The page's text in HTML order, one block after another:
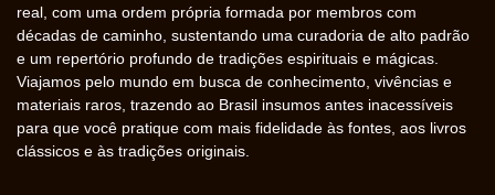
real, com uma ordem própria formada por membros com
décadas de caminho, sustentando uma curadoria de alto padrão
e um repertório profundo de tradições espirituais e mágicas.
Viajamos pelo mundo em busca de conhecimento, vivências e
materiais raros, trazendo ao Brasil insumos antes inacessíveis
para que você pratique com mais fidelidade às fontes, aos livros
clássicos e às tradições originais.